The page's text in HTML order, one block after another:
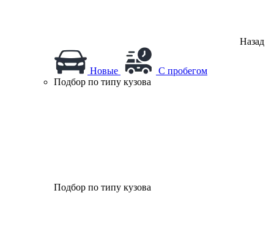
Назад
Новые
С пробегом
Подбор по типу кузова
Подбор по типу кузова